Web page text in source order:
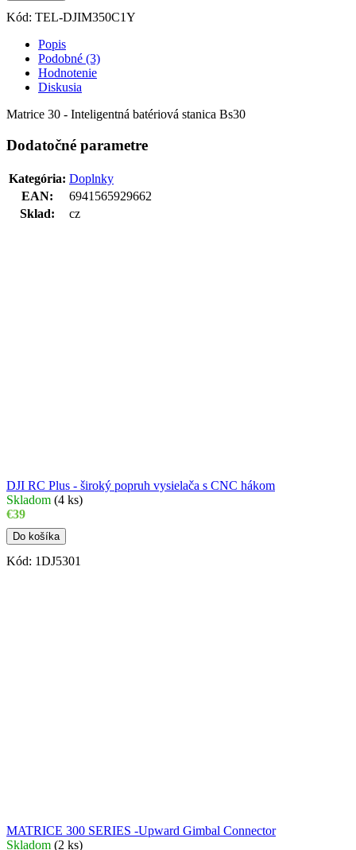
Kód: TEL-DJIM350C1Y
Popis
Podobné (3)
Hodnotenie
Diskusia
Matrice 30 - Inteligentná batériová stanica Bs30
Dodatočné parametre
Kategória: Doplnky
EAN:
6941565929662
Sklad: cz
DJI RC Plus - široký popruh vysielača s CNC hákom
Skladom (4 ks)
€39
Do košíka
Kód: 1DJ5301
MATRICE 300 SERIES -Upward Gimbal Connector
Skladom (2 ks)